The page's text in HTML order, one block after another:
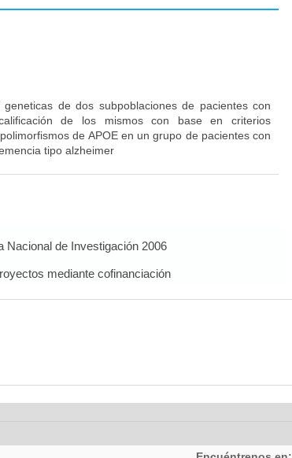
de dos subpoblaciones de pacientes con
de los mismos con base en criterios
de APOE en un grupo de pacientes con
tipo alzheimer
Nacional de Investigación 2006
mediante cofinanciación